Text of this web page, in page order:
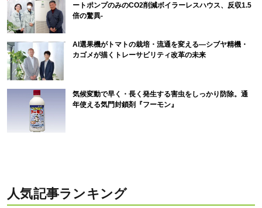
ートポンプのみのCO2削減ボイラーレスハウス、反収1.5
倍の驚異-
AI選果機がトマトの栽培・流通を変える―シブヤ精機・
カゴメが描くトレーサビリティ改革の未来
気候変動で早く・長く発生する害虫をしっかり防除。通
年使える気門封鎖剤『フーモン』
人気記事ランキング